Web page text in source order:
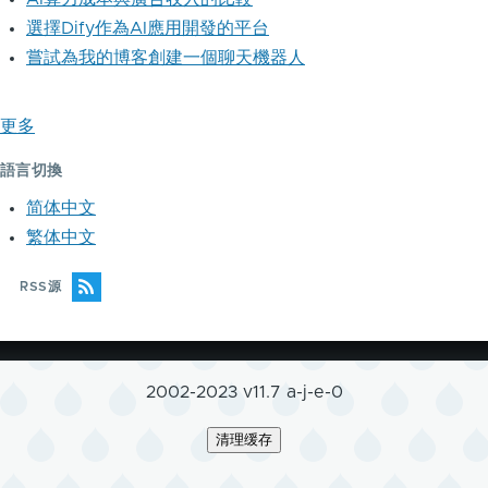
選擇Dify作為AI應用開發的平台
嘗試為我的博客創建一個聊天機器人
更多
語言切換
简体中文
繁体中文
RSS源
2002-2023 v11.7 a-j-e-0